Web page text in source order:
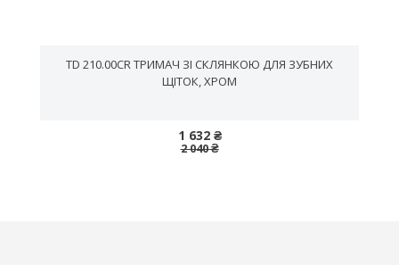
TD 210.00CR ТРИМАЧ ЗІ СКЛЯНКОЮ ДЛЯ ЗУБНИХ
ЩІТОК, ХРОМ
1 632 ₴
2 040 ₴